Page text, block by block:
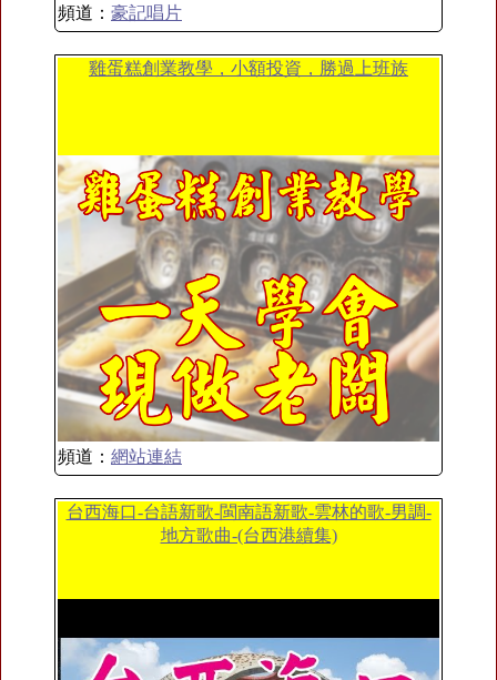
頻道： 豪記唱片
雞蛋糕創業教學，小額投資，勝過上班族
頻道： 網站連結
台西海口-台語新歌-閩南語新歌-雲林的歌-男調-
地方歌曲-(台西港續集)